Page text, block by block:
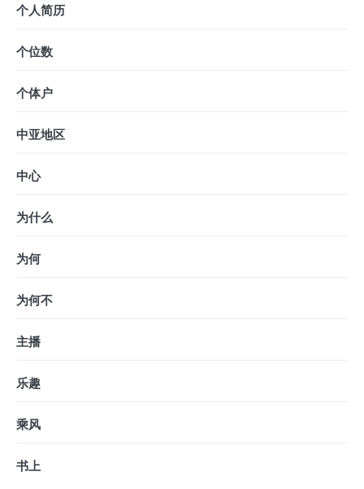
个人简历
个位数
个体户
中亚地区
中心
为什么
为何
为何不
主播
乐趣
乘风
书上